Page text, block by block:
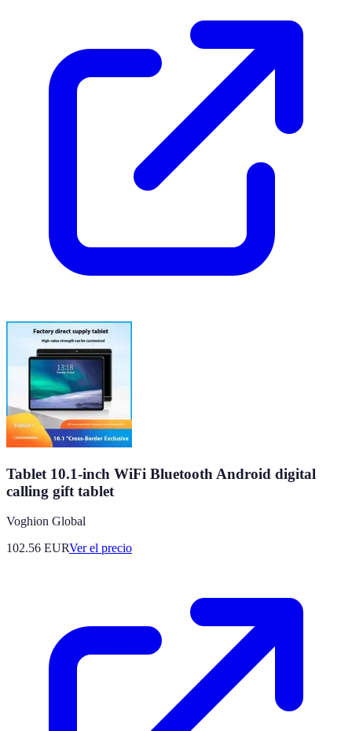
Tablet 10.1-inch WiFi Bluetooth Android digital
calling gift tablet
Voghion Global
102.56 EURVer el precio